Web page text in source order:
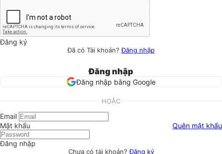
Đăng ký
Đã có Tài khoản?Đăng nhập
Đăng nhập
Đăng nhập bằng Google
HOẶC
Email
Mật khẩu
Quên mật khẩu
Đăng nhập
Chưa có tài khoản?Đăng ký